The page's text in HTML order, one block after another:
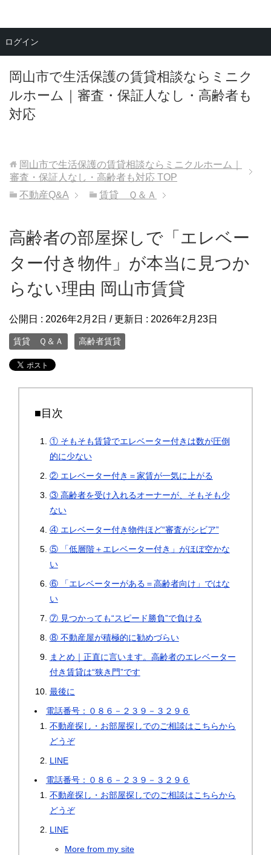
岡山市で生活保護の賃貸相談ならミニク
ルホーム｜審査・保証人なし・高齢者も
対応
メニュー
岡山市で生活保護の賃貸相談ならミニクルホーム｜
審査・保証人なし・高齢者も対応 TOP
不動産Q&A
賃貸 Ｑ＆Ａ
高齢者の部屋探しで「エレベー
ター付き物件」が本当に見つか
らない理由 岡山市賃貸
公開日 : 2026年2月2日 / 更新日 : 2026年2月23日
賃貸 Ｑ＆Ａ 高齢者賃貸
■目次
① そもそも賃貸でエレベーター付きは数が圧倒
的に少ない
② エレベーター付き＝家賃が一気に上がる
③ 高齢者を受け入れるオーナーが、そもそも少
ない
④ エレベーター付き物件ほど“審査がシビア”
⑤ 「低層階＋エレベーター付き」がほぼ空かな
い
⑥ 「エレベーターがある＝高齢者向け」ではな
い
⑦ 見つかっても“スピード勝負”で負ける
⑧ 不動産屋が積極的に勧めづらい
まとめ｜正直に言います。高齢者のエレベーター
付き賃貸は“狭き門”です
最後に
電話番号：０８６－２３９－３２９６
不動産探し・お部屋探しでのご相談はこちらから
どうぞ
LINE
電話番号：０８６－２３９－３２９６
不動産探し・お部屋探しでのご相談はこちらから
どうぞ
LINE
More from my site
ログイン